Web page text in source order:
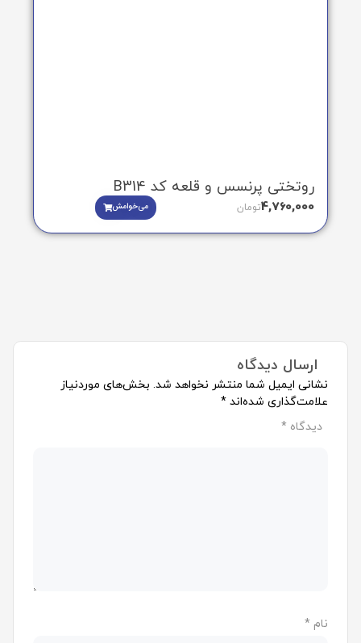
روتختی پرنسس و قلعه کد B314
4,760,000تومان می‌خوامش
ارسال دیدگاه
نشانی ایمیل شما منتشر نخواهد شد. بخش‌های موردنیاز
علامت‌گذاری شده‌اند *
دیدگاه *
نام *